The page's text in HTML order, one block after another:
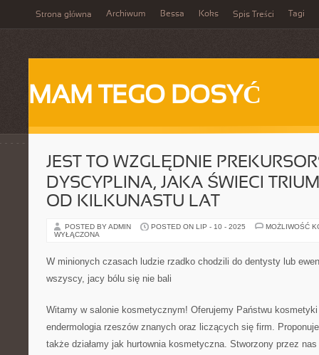
Strona główna Archiwum Bessa Koks Spis Treści Tagi
MAM TEGO DOSYĆ
JEST TO WZGLĘDNIE
DYSCYPLINA, JAKA ŚWIECI
OD KILKUNASTU LAT
POSTED BY ADMIN POSTED ON LIP - 10 - 2025
MOŻLIWOŚĆ
WYŁĄCZONA
W minionych czasach ludzie rzadko chodzili do dentysty lub
wszyscy, jacy bólu się nie bali
Witamy w salonie kosmetycznym! Oferujemy Państwu
endermologia rzeszów znanych oraz liczących się firm.
także działamy jak hurtownia kosmetyczna. Stworzony przez